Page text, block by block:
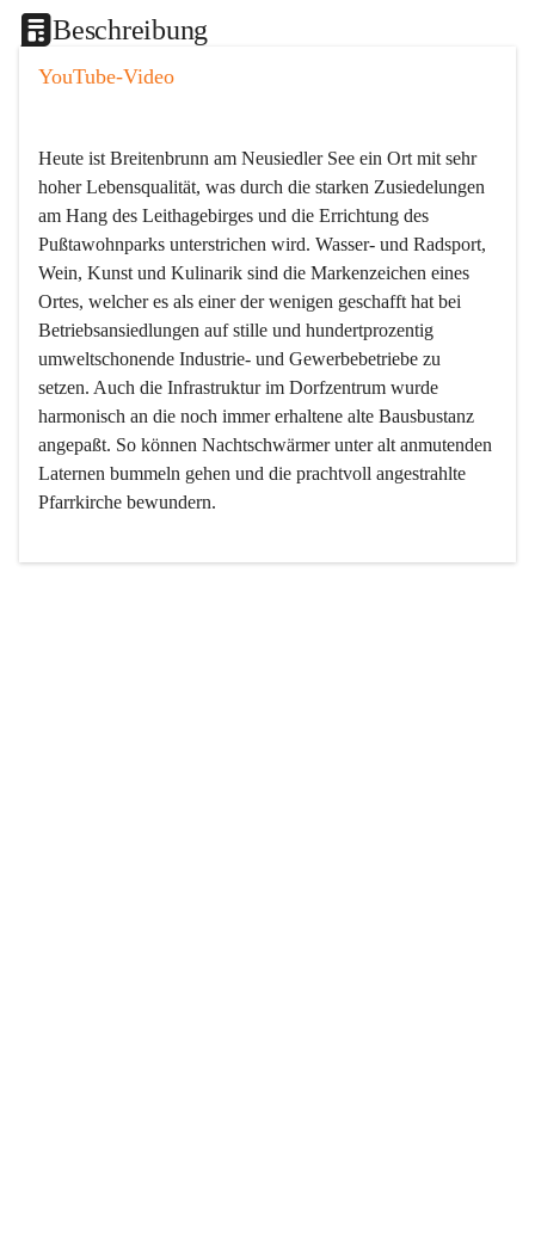
Beschreibung
YouTube-Video
Heute ist Breitenbrunn am Neusiedler See ein Ort mit sehr
hoher Lebensqualität, was durch die starken Zusiedelungen
am Hang des Leithagebirges und die Errichtung des
Pußtawohnparks unterstrichen wird. Wasser- und Radsport,
Wein, Kunst und Kulinarik sind die Markenzeichen eines
Ortes, welcher es als einer der wenigen geschafft hat bei
Betriebsansiedlungen auf stille und hundertprozentig
umweltschonende Industrie- und Gewerbebetriebe zu
setzen. Auch die Infrastruktur im Dorfzentrum wurde
harmonisch an die noch immer erhaltene alte Bausbustanz
angepaßt. So können Nachtschwärmer unter alt anmutenden
Laternen bummeln gehen und die prachtvoll angestrahlte
Pfarrkirche bewundern.
Der Weinbau dominert heute nicht mehr, ist aber integrativer